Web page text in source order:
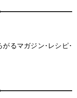
るマガジン･レシピ･